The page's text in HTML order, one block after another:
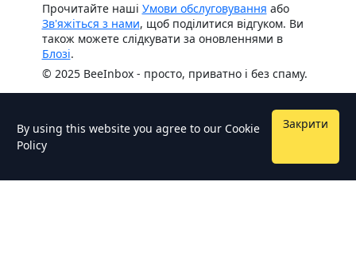
Прочитайте наші Умови обслуговування або
Зв'яжіться з нами, щоб поділитися відгуком. Ви
також можете слідкувати за оновленнями в
Блозі.
© 2025 BeeInbox - просто, приватно і без спаму.
By using this website you agree to our Cookie
Policy
Закрити